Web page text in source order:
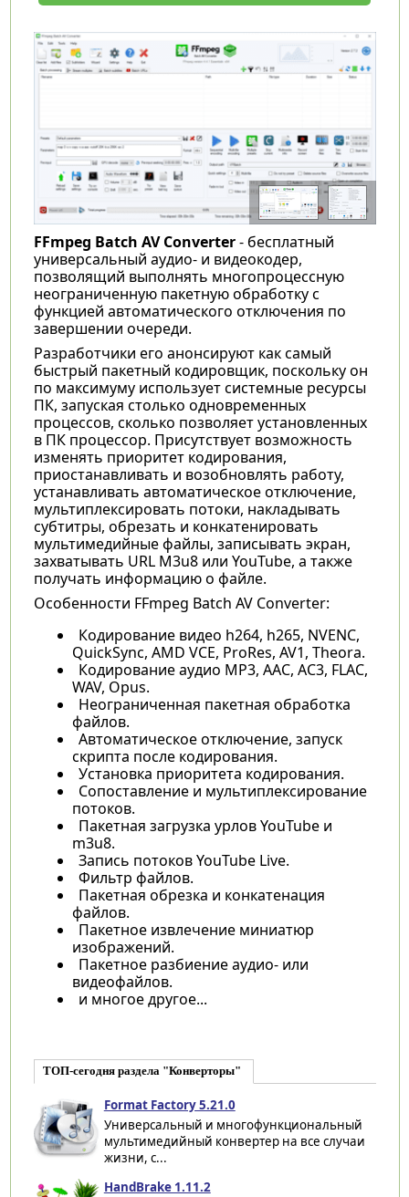
FFmpeg Batch AV Converter- бесплатный
универсальный аудио- и видеокодер,
позволящий выполнять многопроцессную
неограниченную пакетную обработку с
функцией автоматического отключения по
завершении очереди.
Разработчики его анонсируют как самый
быстрый пакетный кодировщик, поскольку он
по максимуму использует системные ресурсы
ПК, запуская столько одновременных
процессов, сколько позволяет установленных
в ПК процессор. Присутствует возможность
изменять приоритет кодирования,
приостанавливать и возобновлять работу,
устанавливать автоматическое отключение,
мультиплексировать потоки, накладывать
субтитры, обрезать и конкатенировать
мультимедийные файлы, записывать экран,
захватывать URL M3u8 или YouTube, а также
получать информацию о файле.
Особенности FFmpeg Batch AV Converter:
Кодирование видео h264, h265, NVENC,
QuickSync, AMD VCE, ProRes, AV1, Theora.
Кодирование аудио MP3, AAC, AC3, FLAC,
WAV, Opus.
Неограниченная пакетная обработка
файлов.
Автоматическое отключение, запуск
скрипта после кодирования.
Установка приоритета кодирования.
Сопоставление и мультиплексирование
потоков.
Пакетная загрузка урлов YouTube и
m3u8.
Запись потоков YouTube Live.
Фильтр файлов.
Пакетная обрезка и конкатенация
файлов.
Пакетное извлечение миниатюр
изображений.
Пакетное разбиение аудио- или
видеофайлов.
и многое другое...
ТОП-сегодня раздела "Конверторы"
Format Factory 5.21.0
Универсальный и многофункциональный
мультимедийный конвертер на все случаи
жизни, с...
HandBrake 1.11.2